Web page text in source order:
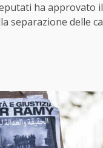
ha approvato
separazione delle